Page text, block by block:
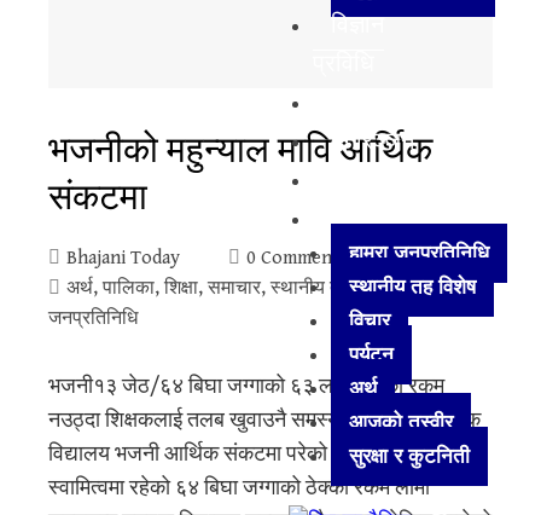
विज्ञान
मनोरञ्जन
अन्य
हाम्रा जनप्रतिनिधि
स्थानीय तह विशेष
विचार
पर्यटन
अर्थ
आजको तस्वीर
सुरक्षा र कुटनिती
भजनीको महुन्याल मावि आर्थिक
संकटमा
Bhajani Today
0 Comments
अर्थ, पालिका, शिक्षा, समाचार, स्थानीय तह विशेष,हाम्रा
जनप्रतिनिधि
भजनी१३ जेठ/६४ बिघा जग्गाको ६३ लाख ठेक्का रकम
नउठ्दा शिक्षकलाई तलब खुवाउनै समस्या महुन्याल माध्यमिक
विद्यालय भजनी आर्थिक संकटमा परेको छ। विद्यालयको
स्वामित्वमा रहेको ६४ बिघा जग्गाको ठेक्का रकम लामो